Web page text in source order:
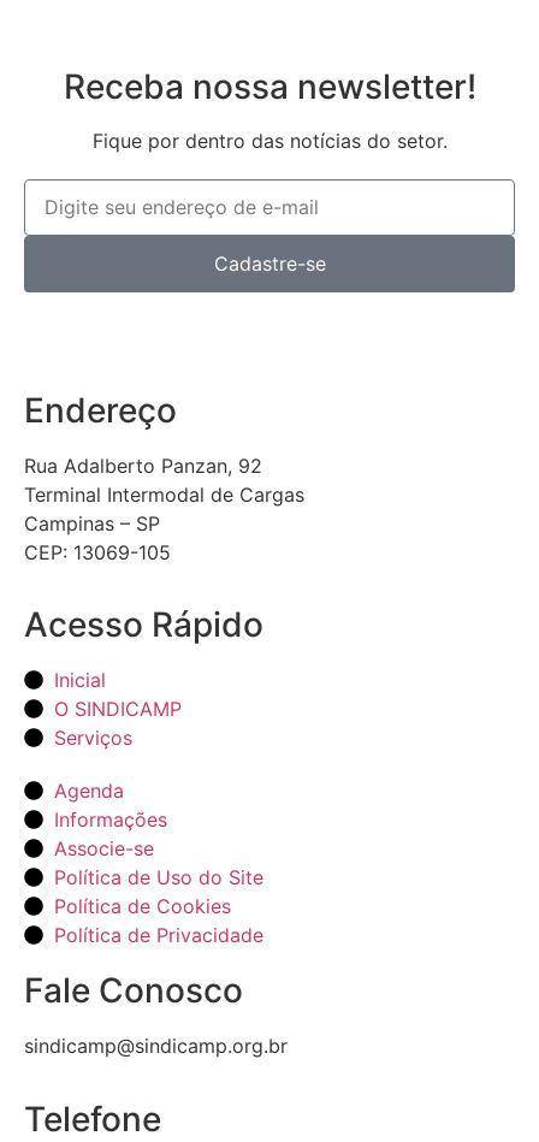
Receba nossa newsletter!
Fique por dentro das notícias do setor.
Cadastre-se
Endereço
Rua Adalberto Panzan, 92
Terminal Intermodal de Cargas
Campinas – SP
CEP: 13069-105
Acesso Rápido
Inicial
O SINDICAMP
Serviços
Agenda
Informações
Associe-se
Política de Uso do Site
Política de Cookies
Política de Privacidade
Fale Conosco
sindicamp@sindicamp.org.br
Telefone